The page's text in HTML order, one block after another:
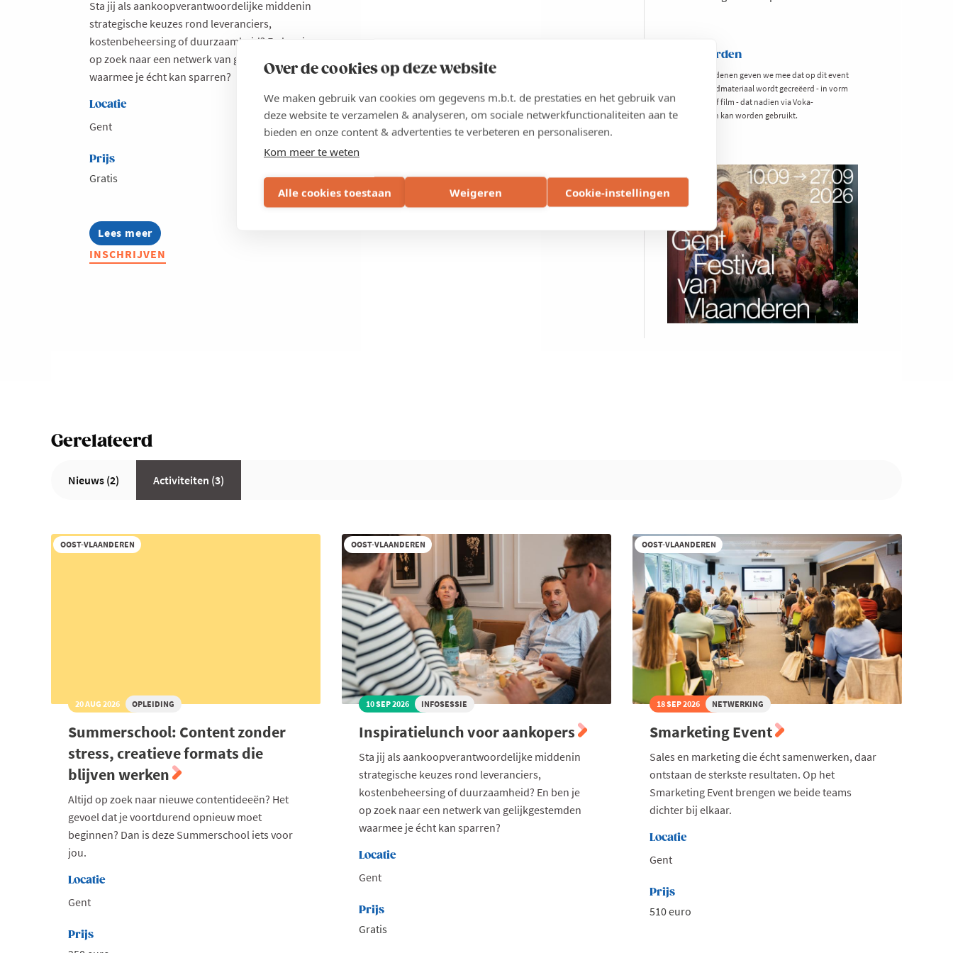
Over de cookies op deze website
We maken gebruik van cookies om gegevens m.b.t. de prestaties en het gebruik van
deze website te verzamelen & analyseren, om sociale netwerkfunctionaliteiten aan te
bieden en onze content & advertenties te verbeteren en personaliseren.
Kom meer te weten
Alle cookies toestaan Weigeren Cookie-instellingen
Sta jij als aankoopverantwoordelijke middenin
strategische keuzes rond leveranciers,
kostenbeheersing of duurzaamheid? En ben je
op zoek naar een netwerk van gelijkgestemden
waarmee je écht kan sparren?
Locatie
Gent
Prijs
Gratis
Lees meer
about
Inspiratielunch
voor
INSCHRIJVEN
Voorwaarden
Om privacyredenen geven we mee dat op dit event
mogelijk beeldmateriaal wordt gecreëerd - in vorm
van foto en/of film - dat nadien via Voka-
mediakanalen kan worden gebruikt.
Gerelateerd
Nieuws (2) Activiteiten (3)
OOST-VLAANDEREN
20 AUG 2026 OPLEIDING
Summerschool: Content zonder
stress, creatieve formats die
blijven werken
Altijd op zoek naar nieuwe contentideeën? Het
gevoel dat je voortdurend opnieuw moet
beginnen? Dan is deze Summerschool iets voor
jou.
Locatie
Gent
Prijs
OOST-VLAANDEREN
10 SEP 2026 INFOSESSIE
Inspiratielunch voor aankopers
Sta jij als aankoopverantwoordelijke middenin
strategische keuzes rond leveranciers,
kostenbeheersing of duurzaamheid? En ben je
op zoek naar een netwerk van gelijkgestemden
waarmee je écht kan sparren?
Locatie
Gent
Prijs
Gratis
OOST-VLAANDEREN
18 SEP 2026 NETWERKING
Smarketing Event
Sales en marketing die écht samenwerken, daar
ontstaan de sterkste resultaten. Op het
Smarketing Event brengen we beide teams
dichter bij elkaar.
Locatie
Gent
Prijs
510 euro